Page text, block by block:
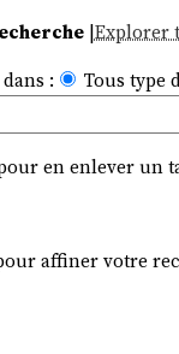
|Explorer
:
Tous type
en enlever un
affiner votre